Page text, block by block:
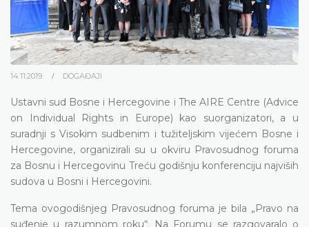
14.11.2019. DOGAĐAJI
Ustavni sud Bosne i Hercegovine i The AIRE Centre (Advice
on Individual Rights in Europe) kao suorganizatori, a u
suradnji s Visokim sudbenim i tužiteljskim vijećem Bosne i
Hercegovine, organizirali su u okviru Pravosudnog foruma
za Bosnu i Hercegovinu Treću godišnju konferenciju najviših
sudova u Bosni i Hercegovini.
Tema ovogodišnjeg Pravosudnog foruma je bila „Pravo na
suđenje u razumnom roku“. Na Forumu se razgovaralo o